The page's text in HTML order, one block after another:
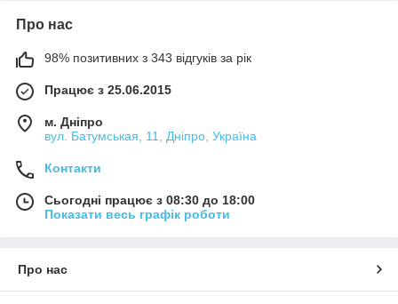
Про нас
98% позитивних з 343 відгуків за рік
Працює з 25.06.2015
м. Дніпро
вул. Батумськая, 11, Дніпро, Україна
Контакти
Сьогодні працює з 08:30 до 18:00
Показати весь графік роботи
Про нас